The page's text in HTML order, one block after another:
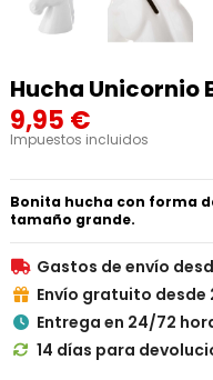
Hucha Unicornio
9,95 €
Impuestos incluidos
Bonita hucha con forma
tamaño grande.
 Gastos de envío
 Envío gratuito desde
 Entrega en 24/72
 14 días para